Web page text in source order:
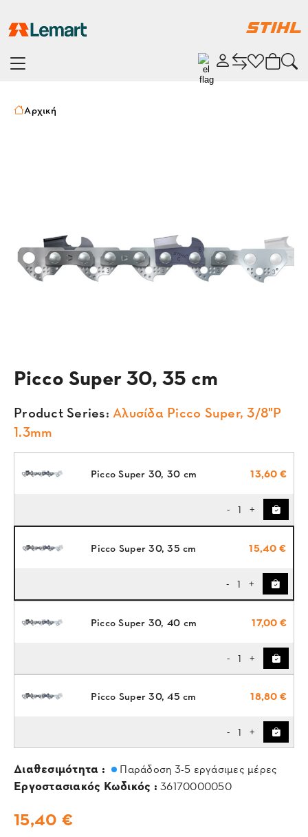
Αρχική
Picco Super 30, 35 cm
Product Series: Αλυσίδα Picco Super, 3/8"P
1.3mm
Picco Super 30, 30 cm 13,60 €
- 1 +
Picco Super 30, 35 cm 15,40 €
- 1 +
Picco Super 30, 40 cm 17,00 €
- 1 +
Picco Super 30, 45 cm 18,80 €
- 1 +
Διαθεσιμότητα : Παράδοση 3-5 εργάσιμες μέρες
Εργοστασιακός Κωδικός : 36170000050
15,40 €